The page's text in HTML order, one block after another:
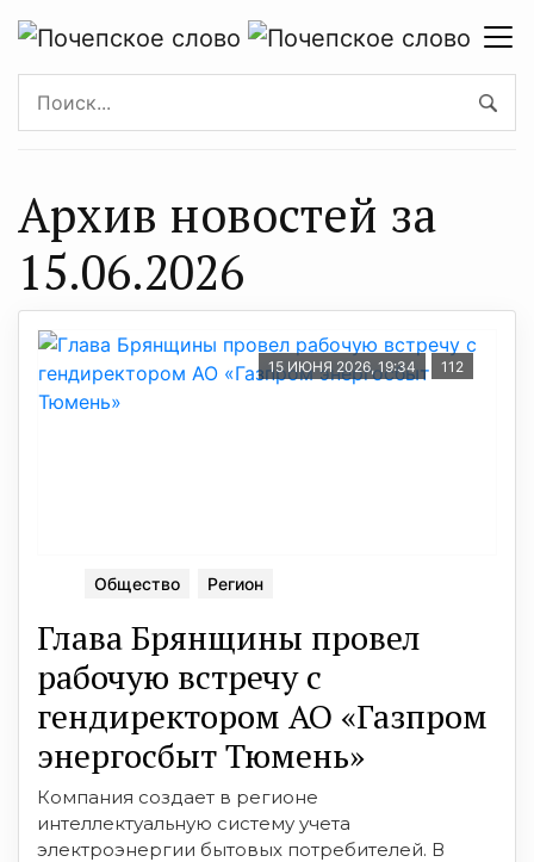
Архив новостей за
15.06.2026
15 ИЮНЯ 2026, 19:34 112
Общество Регион
Глава Брянщины провел
рабочую встречу с
гендиректором АО «Газпром
энергосбыт Тюмень»
Компания создает в регионе
интеллектуальную систему учета
электроэнергии бытовых потребителей. В